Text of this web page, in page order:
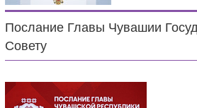
Послание Главы Чувашии
Совету